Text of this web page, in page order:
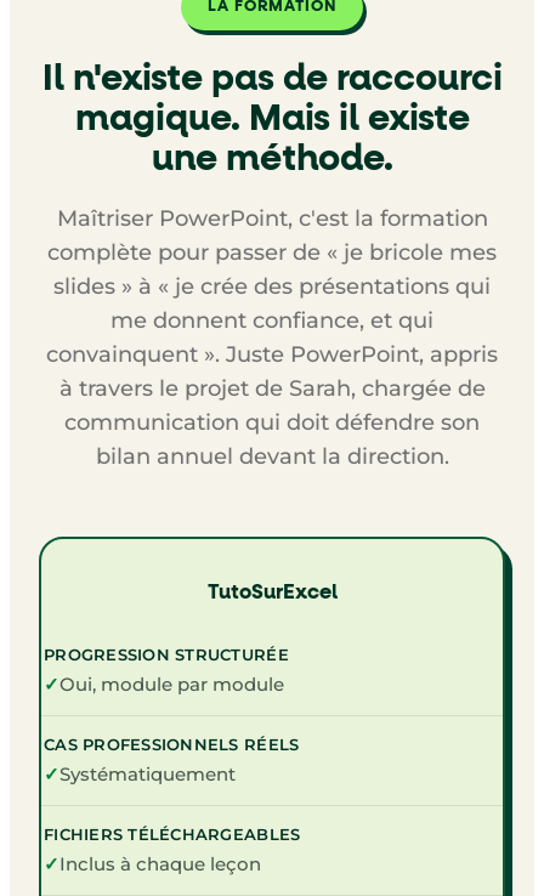
LA FORMATION
Il n'existe pas de raccourci
magique. Mais il existe
une méthode.
Maîtriser PowerPoint, c'est la formation
complète pour passer de « je bricole mes
slides » à « je crée des présentations qui
me donnent confiance, et qui
convainquent ». Juste PowerPoint, appris
à travers le projet de Sarah, chargée de
communication qui doit défendre son
bilan annuel devant la direction.
TutoSurExcel
PROGRESSION STRUCTURÉE
✓Oui, module par module
CAS PROFESSIONNELS RÉELS
✓Systématiquement
FICHIERS TÉLÉCHARGEABLES
✓Inclus à chaque leçon